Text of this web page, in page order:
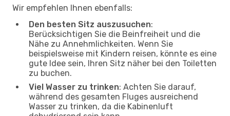
Wir empfehlen Ihnen ebenfalls:
Den besten Sitz auszusuchen:
Berücksichtigen Sie die Beinfreiheit und die
Nähe zu Annehmlichkeiten. Wenn Sie
beispielsweise mit Kindern reisen, könnte es eine
gute Idee sein, Ihren Sitz näher bei den Toiletten
zu buchen.
Viel Wasser zu trinken: Achten Sie darauf,
während des gesamten Fluges ausreichend
Wasser zu trinken, da die Kabinenluft